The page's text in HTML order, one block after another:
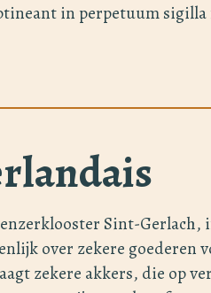
in perpetuum sigilla
Sint-
over zekere goederen
zekere akkers, die op